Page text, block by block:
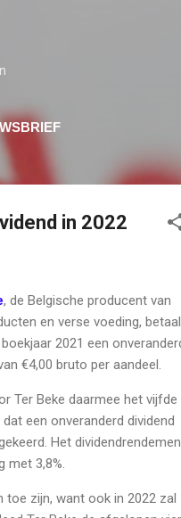
in 2022
, de Belgische producent van
en verse voeding,
2021 een
€4,00 bruto per aandeel.
Ter Beke daarmee het vijfde
een onveranderd dividend
Het
met 3,8%.
toe zijn, want ook in 2022 zal